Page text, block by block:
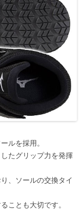
ルを採用。
たグリップ力を発揮
、ソールの交換タイ
ことも大切です。